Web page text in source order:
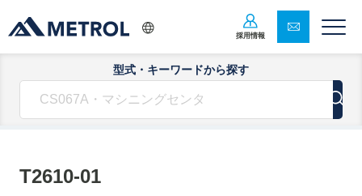
採用情報
型式・キーワードから探す
T2610-01